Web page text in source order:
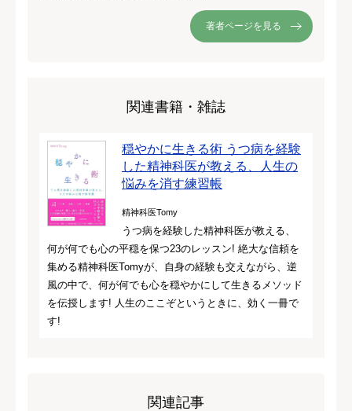
著者ページを見る
関連書籍・雑誌
穏やかに生きる術 うつ病を経験
した精神科医が教える、人生の
悩みを消す練習帳
精神科医Tomy
うつ病を経験した精神科医が教える、
何が何でも心の平穏を保つ23のレッスン! 絶大な信頼を
集める精神科医Tomyが、自身の経験も交えながら、逆
風の中で、何が何でも心を穏やかにして生きるメソッド
を伝授します! 人生のここぞというときに、効く一冊で
す!
関連記事